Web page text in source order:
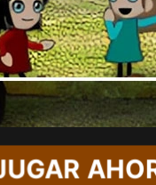
JUGAR